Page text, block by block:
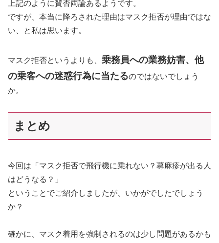
上記のように賛否両論あるようです。
ですが、本当に降ろされた理由はマスク拒否が理由ではな
い、と私は思います。
マスク拒否というよりも、 乗務員への業務妨害、他
の乗客への迷惑行為に当たるのではないでしょう
か。
まとめ
今回は「マスク拒否で飛行機に乗れない？蕁麻疹が出る人
はどうなる？」
ということでご紹介しましたが、いかがでしたでしょう
か？
確かに、マスク着用を強制されるのは少し問題があるかも